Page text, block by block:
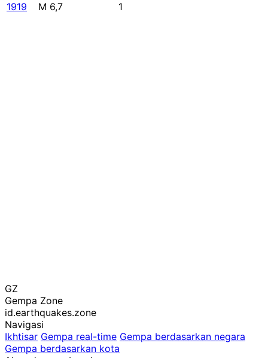
1919
M 6,7 1
GZ
Gempa Zone
id.earthquakes.zone
Navigasi
Ikhtisar Gempa real-time Gempa berdasarkan negara
Gempa berdasarkan kota